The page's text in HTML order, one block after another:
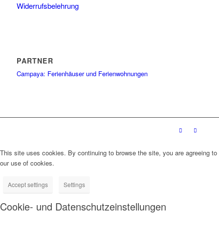
Widerrufsbelehrung
PARTNER
Campaya: Ferienhäuser und Ferienwohnungen
This site uses cookies. By continuing to browse the site, you are agreeing to
our use of cookies.
Accept settings Settings
Cookie- und Datenschutzeinstellungen